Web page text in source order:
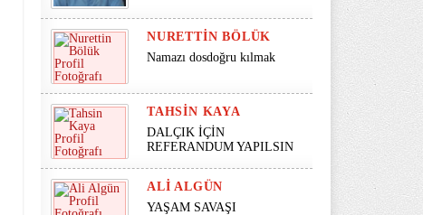
NURETTIN BÖLÜK
Namazı dosdoğru kılmak
TAHSIN KAYA
DALÇIK İÇİN
REFERANDUM YAPILSIN
ALI ALGÜN
YAŞAM SAVAŞI